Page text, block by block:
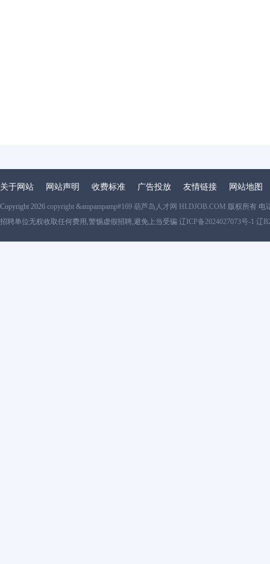
关于网站 网站声明 收费标准 广告投放 友情链接 网站地图
Copyright 2026 copyright &ampampamp#169 葫芦岛人才网 HLDJOB.COM 版权所有 电
招聘单位无权收取任何费用,警惕虚假招聘,避免上当受骗 辽ICP备2024027073号-1 辽